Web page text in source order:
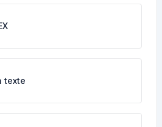
texte